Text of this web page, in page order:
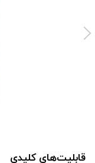
قابلیت‌های کلیدی